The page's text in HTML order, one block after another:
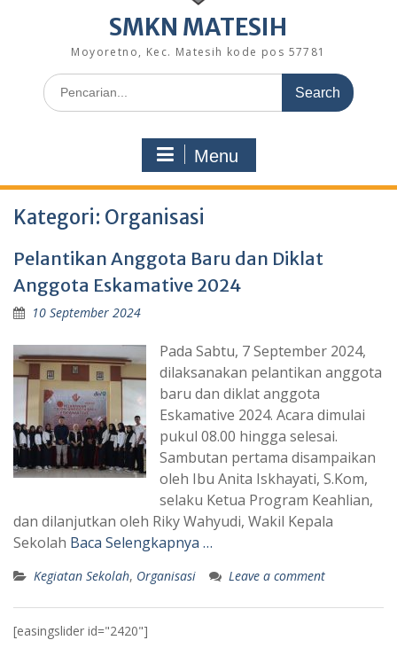
SMKN MATESIH
Moyoretno, Kec. Matesih kode pos 57781
Search
for:
Menu
Kategori: Organisasi
Pelantikan Anggota Baru dan Diklat
Anggota Eskamative 2024
10 September 2024
Pada Sabtu, 7 September 2024,
dilaksanakan pelantikan anggota
baru dan diklat anggota
Eskamative 2024. Acara dimulai
pukul 08.00 hingga selesai.
Sambutan pertama disampaikan
oleh Ibu Anita Iskhayati, S.Kom,
selaku Ketua Program Keahlian,
dan dilanjutkan oleh Riky Wahyudi, Wakil Kepala
Sekolah Baca Selengkapnya …
Kegiatan Sekolah, Organisasi Leave a comment
[easingslider id="2420"]